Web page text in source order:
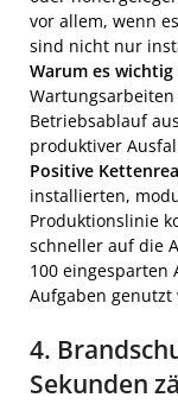
vor allem, wenn
sind nicht nur
Warum es wichtig
Betriebsablauf
produktiver
Positive
installierten,
Produktionslinie
schneller auf die
100 eingesparten
Aufgaben
4.
Sekunden